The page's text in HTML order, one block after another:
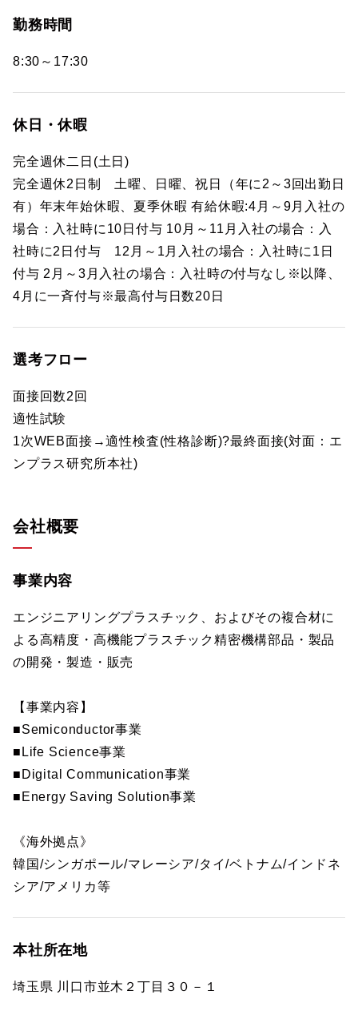
勤務時間
8:30～17:30
休日・休暇
完全週休二日(土日)
完全週休2日制 土曜、日曜、祝日（年に2～3回出勤日
有）年末年始休暇、夏季休暇 有給休暇:4月～9月入社の
場合：入社時に10日付与 10月～11月入社の場合：入
社時に2日付与 12月～1月入社の場合：入社時に1日
付与 2月～3月入社の場合：入社時の付与なし※以降、
4月に一斉付与※最高付与日数20日
選考フロー
面接回数2回
適性試験
1次WEB面接→適性検査(性格診断)?最終面接(対面：エ
ンプラス研究所本社)
会社概要
事業内容
エンジニアリングプラスチック、およびその複合材に
よる高精度・高機能プラスチック精密機構部品・製品
の開発・製造・販売
【事業内容】
■Semiconductor事業
■Life Science事業
■Digital Communication事業
■Energy Saving Solution事業
《海外拠点》
韓国/シンガポール/マレーシア/タイ/ベトナム/インドネ
シア/アメリカ等
本社所在地
埼玉県 川口市並木２丁目３０－１